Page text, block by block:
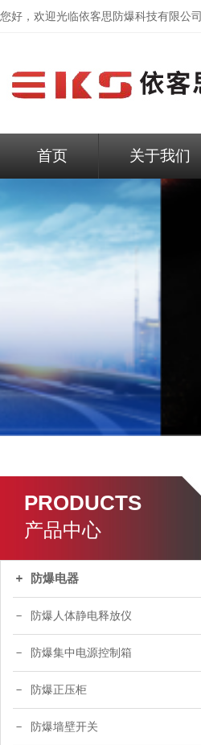
您好，欢迎光临依客思防爆科技有限公司
首页 关于我们
PRODUCTS
产品中心
防爆电器
防爆人体静电释放仪
防爆集中电源控制箱
防爆正压柜
防爆墙壁开关